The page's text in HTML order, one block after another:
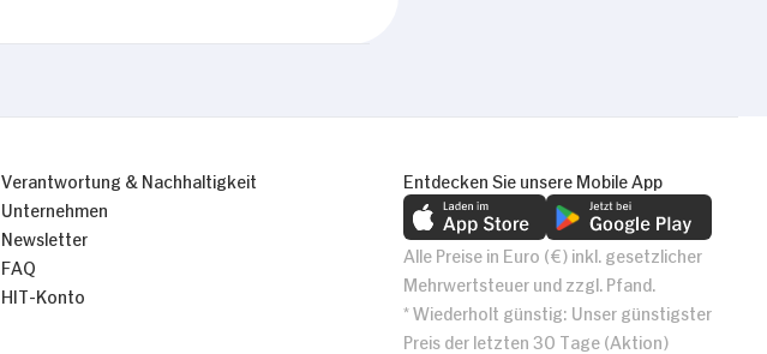
Verantwortung & Nachhaltigkeit
Unternehmen
Newsletter
FAQ
HIT-Konto
Entdecken Sie unsere Mobile App
Alle Preise in Euro (€) inkl. gesetzlicher
Mehrwertsteuer und zzgl. Pfand.
* Wiederholt günstig: Unser günstigster
Preis der letzten 30 Tage (Aktion)